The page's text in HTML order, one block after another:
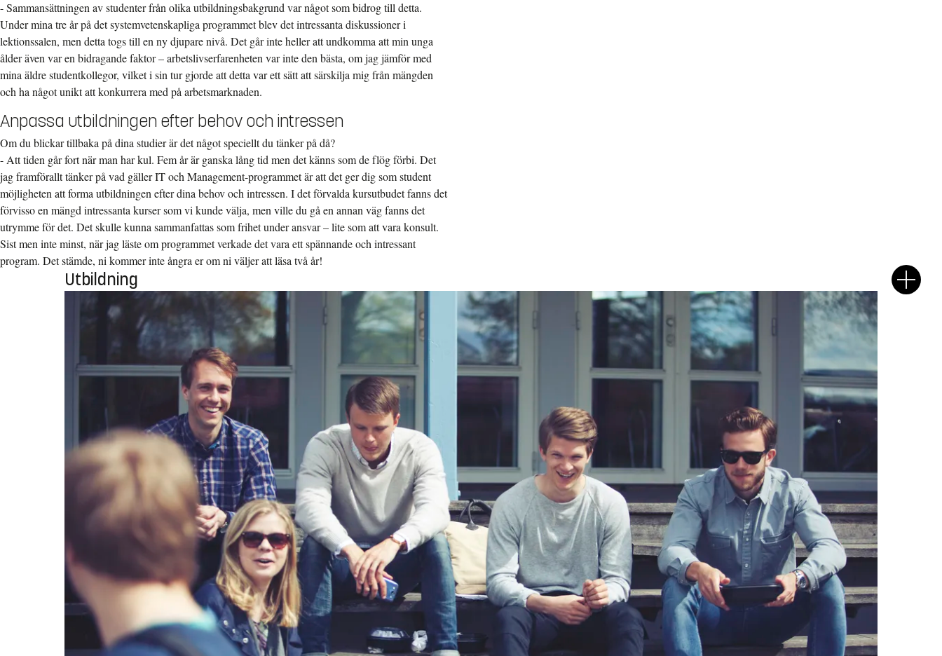
- Sammansättningen av studenter från olika utbildningsbakgrund var något som bidrog till detta.
Under mina tre år på det systemvetenskapliga programmet blev det intressanta diskussioner i
lektionssalen, men detta togs till en ny djupare nivå. Det går inte heller att undkomma att min unga
ålder även var en bidragande faktor – arbetslivserfarenheten var inte den bästa, om jag jämför med
mina äldre studentkollegor, vilket i sin tur gjorde att detta var ett sätt att särskilja mig från mängden
och ha något unikt att konkurrera med på arbetsmarknaden.
Anpassa utbildningen efter behov och intressen
Om du blickar tillbaka på dina studier är det något speciellt du tänker på då?
- Att tiden går fort när man har kul. Fem år är ganska lång tid men det känns som de flög förbi. Det
jag framförallt tänker på vad gäller IT och Management-programmet är att det ger dig som student
möjligheten att forma utbildningen efter dina behov och intressen. I det förvalda kursutbudet fanns det
förvisso en mängd intressanta kurser som vi kunde välja, men ville du gå en annan väg fanns det
utrymme för det. Det skulle kunna sammanfattas som frihet under ansvar – lite som att vara konsult.
Sist men inte minst, när jag läste om programmet verkade det vara ett spännande och intressant
program. Det stämde, ni kommer inte ångra er om ni väljer att läsa två år!
Utbildning